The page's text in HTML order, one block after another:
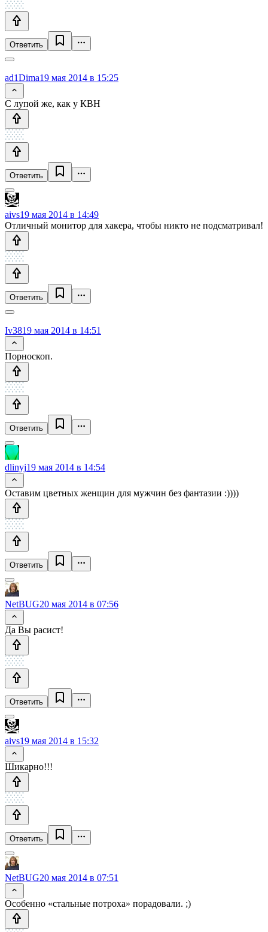
Ответить
ad1Dima19 мая 2014 в 15:25
С лупой же, как у КВН
Ответить
aivs19 мая 2014 в 14:49
Отличный монитор для хакера, чтобы никто не подсматривал!
Ответить
Iv3819 мая 2014 в 14:51
Порноскоп.
Ответить
dlinyj19 мая 2014 в 14:54
Оставим цветных женщин для мужчин без фантазии :))))
Ответить
NetBUG20 мая 2014 в 07:56
Да Вы расист!
Ответить
aivs19 мая 2014 в 15:32
Шикарно!!!
Ответить
NetBUG20 мая 2014 в 07:51
Особенно «стальные потроха» порадовали. ;)